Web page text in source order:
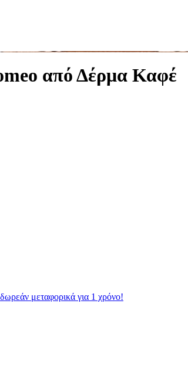
από Δέρμα Καφέ
μεταφορικά για 1 χρόνο!